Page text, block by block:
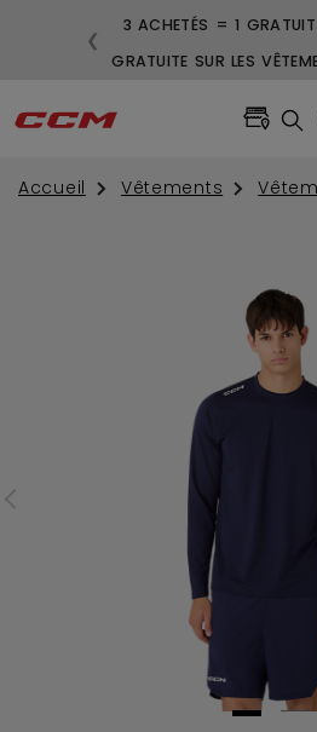
3 ACHETÉS = 1
GRATUITE SUR LES
❮
Accueil Vêtements